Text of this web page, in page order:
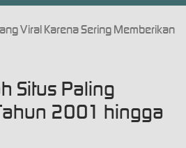
Viral Karena Sering Memberikan
Situs Paling
2001 hingga